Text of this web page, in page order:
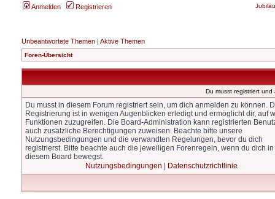
Anmelden Registrieren
Unbeantwortete Themen | Aktive Themen
Foren-Übersicht
Du musst registriert
Du musst in diesem Forum registriert sein, um dich anmelden zu können.
Registrierung ist in wenigen Augenblicken erledigt und ermöglicht dir, auf
Funktionen zuzugreifen. Die Board-Administration kann registrierten
auch zusätzliche Berechtigungen zuweisen. Beachte bitte unsere
Nutzungsbedingungen und die verwandten Regelungen, bevor du dich
registrierst. Bitte beachte auch die jeweiligen Forenregeln, wenn du dich in
diesem Board bewegst.
Nutzungsbedingungen
Datenschutzrichtlinie